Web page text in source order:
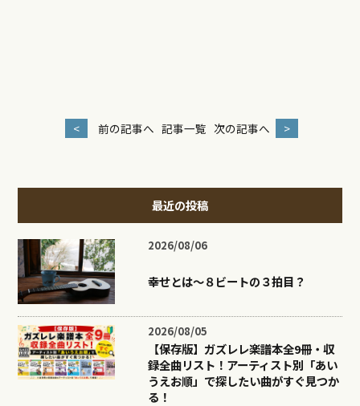
< 前の記事へ 記事一覧 次の記事へ >
最近の投稿
2026/08/06
幸せとは〜８ビートの３拍目？
2026/08/05
【保存版】ガズレレ楽譜本全9冊・収
録全曲リスト！アーティスト別「あい
うえお順」で探したい曲がすぐ見つか
る！